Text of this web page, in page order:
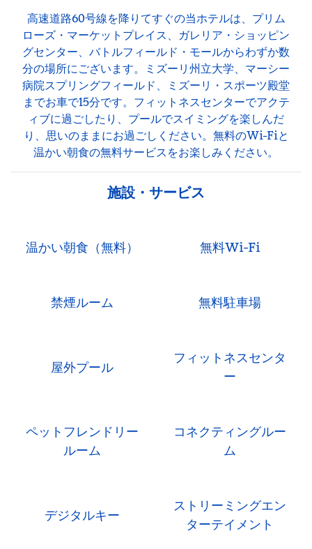
高速道路60号線を降りてすぐの当ホテルは、プリム
ローズ・マーケットプレイス、ガレリア・ショッピン
グセンター、バトルフィールド・モールからわずか数
分の場所にございます。ミズーリ州立大学、マーシー
病院スプリングフィールド、ミズーリ・スポーツ殿堂
までお車で15分です。フィットネスセンターでアクテ
ィブに過ごしたり、プールでスイミングを楽しんだ
り、思いのままにお過ごしください。無料のWi-Fiと
温かい朝食の無料サービスをお楽しみください。
施設・サービス
温かい朝食（無料） 無料Wi-Fi
禁煙ルーム 無料駐車場
屋外プール
フィットネスセンタ
ー
ペットフレンドリー
ルーム
コネクティングルー
ム
デジタルキー
ストリーミングエン
ターテイメント